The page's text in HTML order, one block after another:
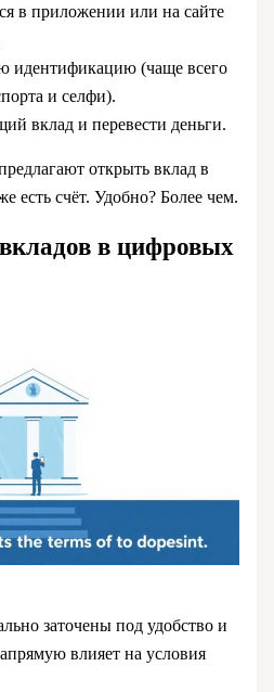
в приложении или на сайте
идентификацию (чаще всего
и селфи).
вклад и перевести деньги.
открыть вклад в
есть счёт. Удобно? Более чем.
в цифровых
заточены под удобство и
влияет на условия